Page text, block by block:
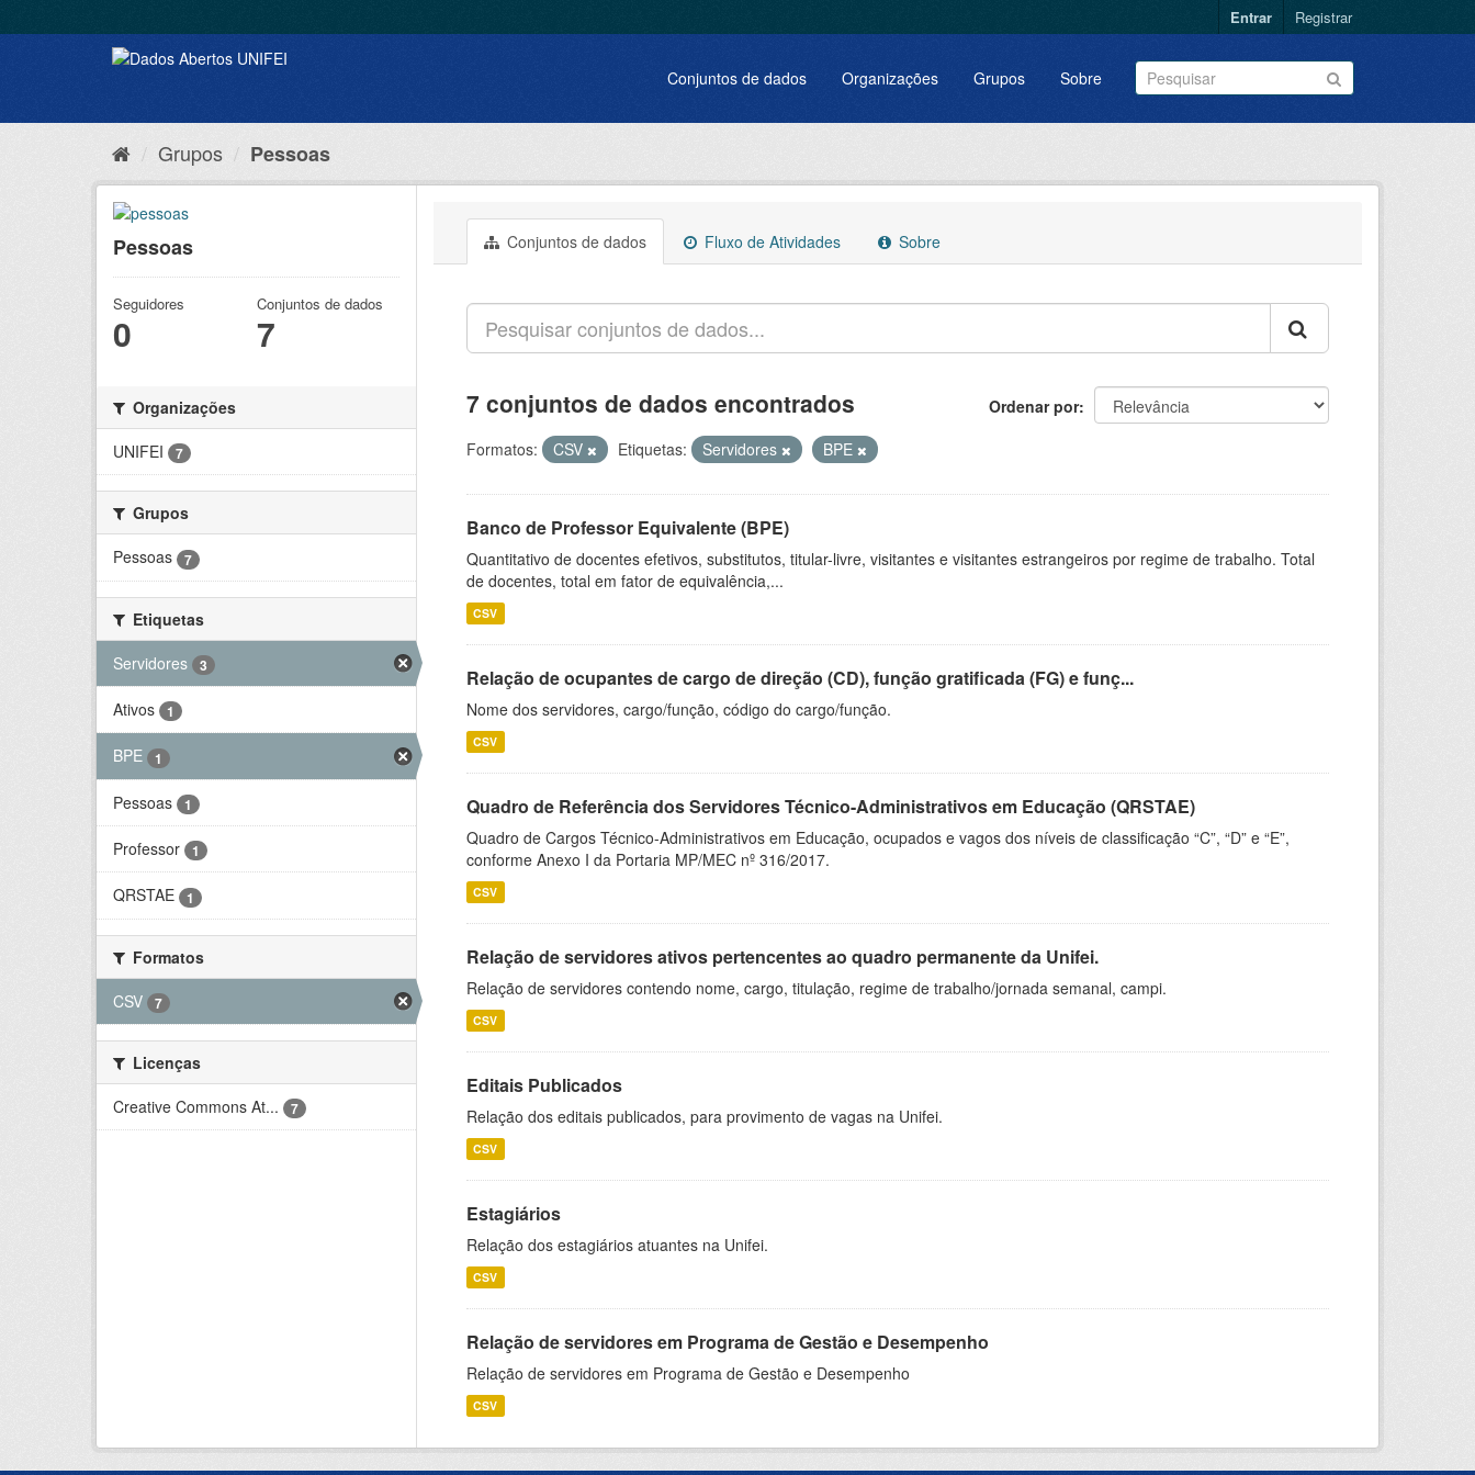
Entrar Registrar
Conjuntos de dados Organizações Grupos Sobre
Grupos Pessoas
Pessoas
Seguidores
0
Conjuntos de dados
7
Organizações
UNIFEI
7
Grupos
Pessoas
7
Etiquetas
Servidores
3
Ativos 1
BPE 1
Pessoas 1
Professor 1
QRSTAE 1
Formatos
CSV
7
Licenças
Creative Commons At...
7
Conjuntos de dados Fluxo de Atividades Sobre
Ordenar por
7 conjuntos de dados encontrados
Formatos: CSV Etiquetas: Servidores BPE
Banco de Professor Equivalente (BPE)
Quantitativo de docentes efetivos, substitutos, titular-livre, visitantes e visitantes estrangeiros por regime de trabalho. Total
de docentes, total em fator de equivalência,...
CSV
Relação de ocupantes de cargo de direção (CD), função gratificada (FG) e funç...
Nome dos servidores, cargo/função, código do cargo/função.
CSV
Quadro de Referência dos Servidores Técnico-Administrativos em Educação (QRSTAE)
Quadro de Cargos Técnico-Administrativos em Educação, ocupados e vagos dos níveis de classificação “C”, “D” e “E”,
conforme Anexo I da Portaria MP/MEC nº 316/2017.
CSV
Relação de servidores ativos pertencentes ao quadro permanente da Unifei.
Relação de servidores contendo nome, cargo, titulação, regime de trabalho/jornada semanal, campi.
CSV
Editais Publicados
Relação dos editais publicados, para provimento de vagas na Unifei.
CSV
Estagiários
Relação dos estagiários atuantes na Unifei.
CSV
Relação de servidores em Programa de Gestão e Desempenho
Relação de servidores em Programa de Gestão e Desempenho
CSV